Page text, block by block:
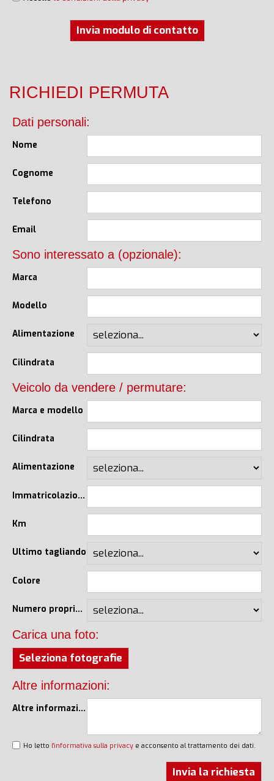
Invia modulo di contatto
RICHIEDI PERMUTA
Dati personali:
Nome
Cognome
Telefono
Email
Sono interessato a (opzionale):
Marca
Modello
Alimentazione
Cilindrata
Veicolo da vendere / permutare:
Marca e modello
Cilindrata
Alimentazione
Immatricolazione
Km
Ultimo tagliando
Colore
Numero proprietari
Carica una foto:
Seleziona fotografie
Altre informazioni:
Altre informazioni
Ho letto l'informativa sulla privacy e acconsento al trattamento dei dati.